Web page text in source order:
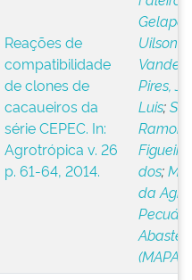
Reações de
compatibilidade
de clones de
cacaueiros da
série CEPEC. In:
Agrotrópica v. 26
p. 61-64, 2014.
Gelape
Uilson
Pires,
Luis;
Ramon
dos;
da
(MAPA)